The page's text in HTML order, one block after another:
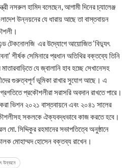
নসরুল হামিদ বলেছেন, আগামী দিনের চ্যালেঞ্জ
উন্নয়নের যে ধারায় আছে তা বাস্তবায়ন
এন্ড টেকনোলজি এর উদ্যোগে আয়োজিত ‘বিদ্যুৎ
শীর্ষক সেমিনারে প্রধান অতিথির বক্তব্যে তিনি
যে জ্বালানি হাব হচ্ছে সেখানেসহ
গুরুত্বপূর্ণ ভূমিকা রাখার সুযোগ আছে। এ
প্রকৌশলীরা সরাসরি অবদান রাখতে পারে।
করা ভিশন ২০২১ বাস্তবায়নে এবং ২০৪১ সালের
সকলকে ঐক্যবদ্ধভাবে কাজ করতে হবে।
মো. সিদ্দিকুর রহমানের সভাপতিত্বে অনুষ্ঠানে
মোহাম্মদ হোসেন বক্তব্য রাখেন।
উন্নয়নে